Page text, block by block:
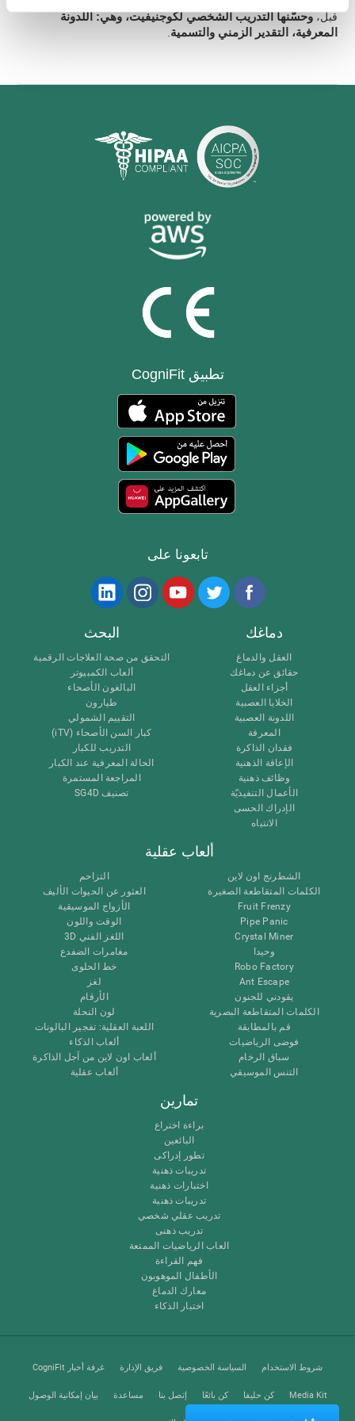
قبل،وحسّنها التدريب الشخصي لكوجنيفيت، وهي: اللدونة
المعرفية، التقدير الزمني والتسمية
تطبيق CogniFit
تابعونا على
دماغك
العقل والدماغ
حقائق عن دماغك
أجزاء العقل
الخلايا العصبية
اللدونة العصبية
المعرفة
فقدان الذاكرة
الإعاقة الذهنية
وظائف ذهنية
الأعمال التنفيذيّة
الإدراك الحسى
الانتباه
البحث
التحقق من صحة العلاجات الرقمية
ألعاب الكمبيوتر
البالغون الأصحاء
طيارون
التقييم الشمولي
كبار السن الأصحاء (iTV)
التدريب للكبار
الحالة المعرفية عند الكبار
المراجعة المستمرة
تصنيف SG4D
ألعاب عقلية
الشطرنج اون لاين
الكلمات المتقاطعة الصغيرة
Fruit Frenzy
Pipe Panic
Crystal Miner
وحيدا
Robo Factory
Ant Escape
يقودني للجنون
الكلمات المتقاطعة البصرية
قم بالمطابقة
فوضى الرياضيات
سباق الرخام
التنس الموسيقي
التزاحم
العثور عن الحيوات الأليف
الأزواج الموسيقية
الوقت واللون
اللغز الفني 3D
مغامرات الضفدع
خط الحلوى
لغز
الأرقام
لون النحلة
اللعبة العقلية: تفجير البالونات
ألعاب الذكاء
ألعاب اون لاين من آجل الذاكرة
ألعاب عقلية
تمارين
براءة اختراع
البائعين
تطور إدراكى
تدريبات ذهنية
اختبارات ذهنية
تدريبات ذهنية
تدريب عقلي شخصي
تدريب ذهنى
العاب الرياضيات الممتعة
فهم القراءة
الأطفال الموهوبون
معارك الدماغ
اختبار الذكاء
شروط الاستخدام السياسة الخصوصية فريق الإدارة غرفة أخبار CogniFit
Media Kit كن حليفا كن بائعًا إتصل بنا مساعدة بيان إمكانية الوصول